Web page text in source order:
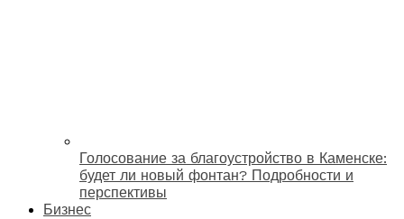
Голосование за благоустройство в Каменске:
будет ли новый фонтан? Подробности и
перспективы
Бизнес